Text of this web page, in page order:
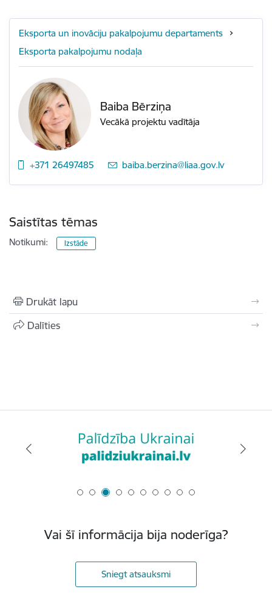
Eksporta un inovāciju pakalpojumu departaments
Eksporta pakalpojumu nodaļa
Baiba Bērziņa
Vecākā projektu vadītāja
+371 26497485 E-pasts:
baiba.berzina@liaa.gov.lv
Saistītas tēmas
Notikumi: Izstāde
Drukāt lapu
Dalīties
Vai šī informācija bija noderīga?
Sniegt atsauksmi